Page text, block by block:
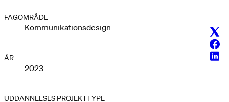
FAGOMRÅDE
Kommunikationsdesign
ÅR
2023
UDDANNELSES PROJEKTTYPE